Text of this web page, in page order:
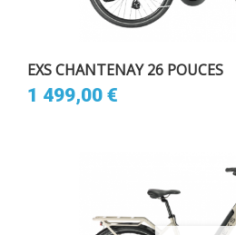
EXS CHANTENAY 26 POUCES
1 499,00 €